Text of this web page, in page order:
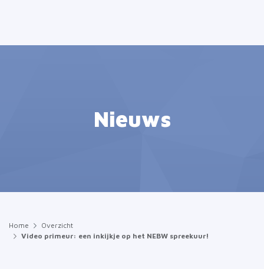
Nieuws
Home
Overzicht
Video primeur: een inkijkje op het NEBW spreekuur!